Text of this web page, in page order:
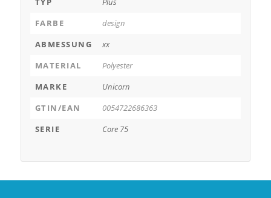
FARBE
design
ABMESSUNG
xx
MATERIAL
Polyester
MARKE
Unicorn
GTIN/EAN
0054722686363
SERIE
Core 75